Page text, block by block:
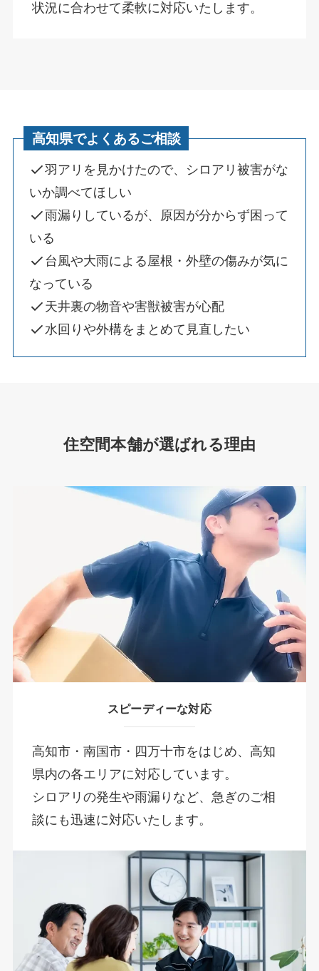
状況に合わせて柔軟に対応いたします。
高知県でよくあるご相談
羽アリを見かけたので、シロアリ被害がな
いか調べてほしい
雨漏りしているが、原因が分からず困って
いる
台風や大雨による屋根・外壁の傷みが気に
なっている
天井裏の物音や害獣被害が心配
水回りや外構をまとめて見直したい
住空間本舗が選ばれる理由
スピーディーな対応
高知市・南国市・四万十市をはじめ、高知
県内の各エリアに対応しています。
シロアリの発生や雨漏りなど、急ぎのご相
談にも迅速に対応いたします。